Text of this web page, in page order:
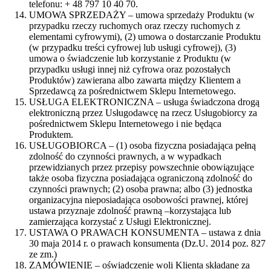
telefonu: + 48 797 10 40 70.
UMOWA SPRZEDAŻY – umowa sprzedaży Produktu (w
przypadku rzeczy ruchomych oraz rzeczy ruchomych z
elementami cyfrowymi), (2) umowa o dostarczanie Produktu
(w przypadku treści cyfrowej lub usługi cyfrowej), (3)
umowa o świadczenie lub korzystanie z Produktu (w
przypadku usługi innej niż cyfrowa oraz pozostałych
Produktów) zawierana albo zawarta między Klientem a
Sprzedawcą za pośrednictwem Sklepu Internetowego.
USŁUGA ELEKTRONICZNA – usługa świadczona drogą
elektroniczną przez Usługodawcę na rzecz Usługobiorcy za
pośrednictwem Sklepu Internetowego i nie będąca
Produktem.
USŁUGOBIORCA – (1) osoba fizyczna posiadająca pełną
zdolność do czynności prawnych, a w wypadkach
przewidzianych przez przepisy powszechnie obowiązujące
także osoba fizyczna posiadająca ograniczoną zdolność do
czynności prawnych; (2) osoba prawna; albo (3) jednostka
organizacyjna nieposiadająca osobowości prawnej, której
ustawa przyznaje zdolność prawną –korzystająca lub
zamierzająca korzystać z Usługi Elektronicznej.
USTAWA O PRAWACH KONSUMENTA – ustawa z dnia
30 maja 2014 r. o prawach konsumenta (Dz.U. 2014 poz. 827
ze zm.)
ZAMÓWIENIE – oświadczenie woli Klienta składane za